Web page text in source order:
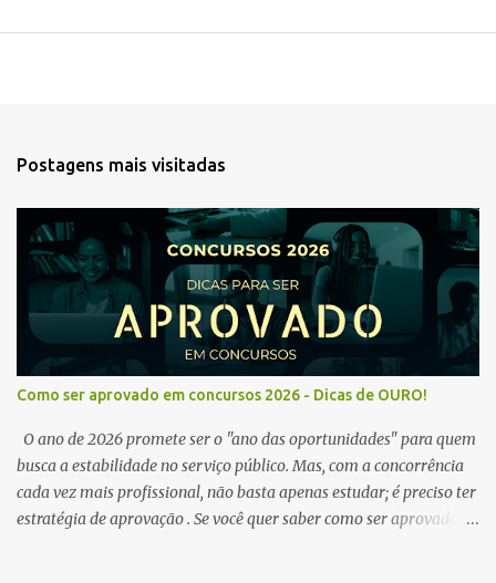
Postagens mais visitadas
Como ser aprovado em concursos 2026 - Dicas de OURO!
O ano de 2026 promete ser o "ano das oportunidades" para quem
busca a estabilidade no serviço público. Mas, com a concorrência
cada vez mais profissional, não basta apenas estudar; é preciso ter
estratégia de aprovação . Se você quer saber como ser aprovado